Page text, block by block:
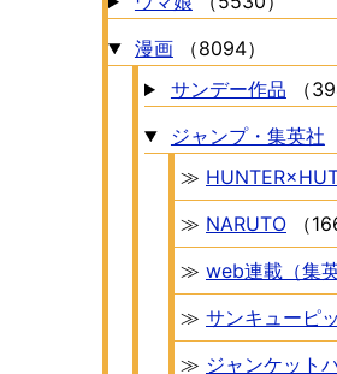
漫画
（8094）
サンデー作品
（
ジャンプ・集英社
≫
≫ NARUTO
（
≫ web連載（集英
≫ サンキューピ
≫ ジャンケット